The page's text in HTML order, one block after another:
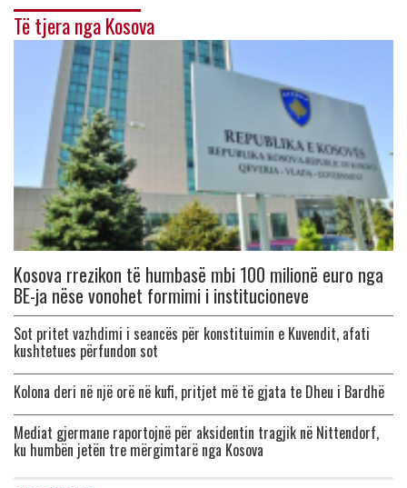
Të tjera nga Kosova
Kosova rrezikon të humbasë mbi 100 milionë euro nga
BE-ja nëse vonohet formimi i institucioneve
Sot pritet vazhdimi i seancës për konstituimin e Kuvendit, afati
kushtetues përfundon sot
Kolona deri në një orë në kufi, pritjet më të gjata te Dheu i Bardhë
Mediat gjermane raportojnë për aksidentin tragjik në Nittendorf,
ku humbën jetën tre mërgimtarë nga Kosova